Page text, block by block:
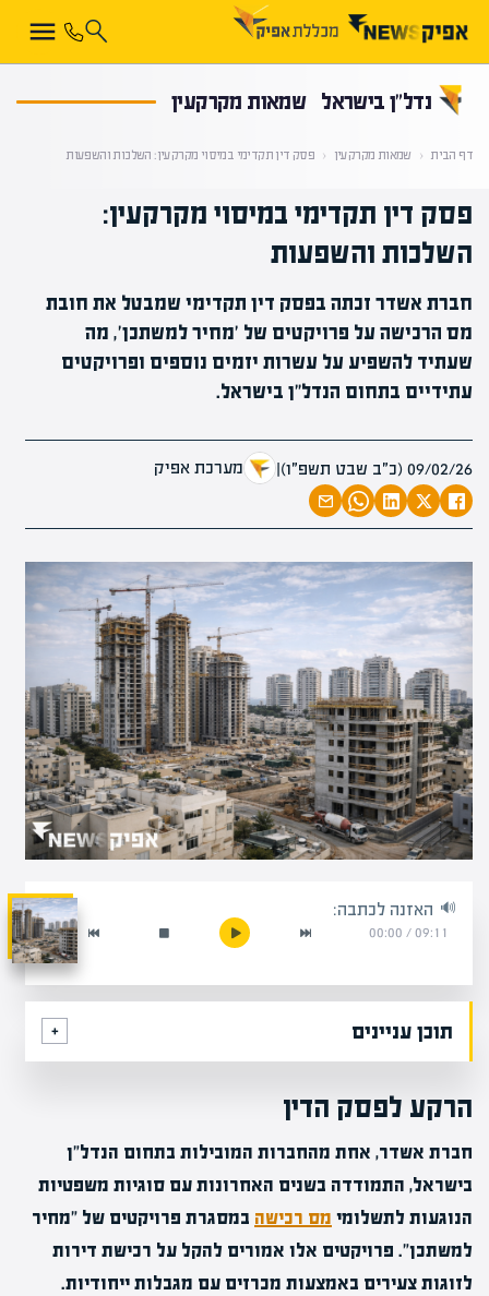
נדל”ן בישראל שמאות מקרקעין
דף הבית ‹ שמאות מקרקעין ‹ פסק דין תקדימי במיסוי מקרקעין: השלכות והשפעות
פסק דין תקדימי במיסוי מקרקעין:
השלכות והשפעות
חברת אשדר זכתה בפסק דין תקדימי שמבטל את חובת
מס הרכישה על פרויקטים של 'מחיר למשתכן', מה
שעתיד להשפיע על עשרות יזמים נוספים ופרויקטים
עתידיים בתחום הנדל"ן בישראל.
09/02/26 (כ״ב שבט תשפ״ו) | מערכת אפיק
האזנה לכתבה:
09:11
/
00:00
תוכן עניינים
הרקע לפסק הדין
חברת אשדר, אחת מהחברות המובילות בתחום הנדל"ן
בישראל, התמודדה בשנים האחרונות עם סוגיות משפטיות
הנוגעות לתשלומי מס רכישה במסגרת פרויקטים של "מחיר
למשתכן". פרויקטים אלו אמורים להקל על רכישת דירות
לזוגות צעירים באמצעות מכרזים עם מגבלות ייחודיות.